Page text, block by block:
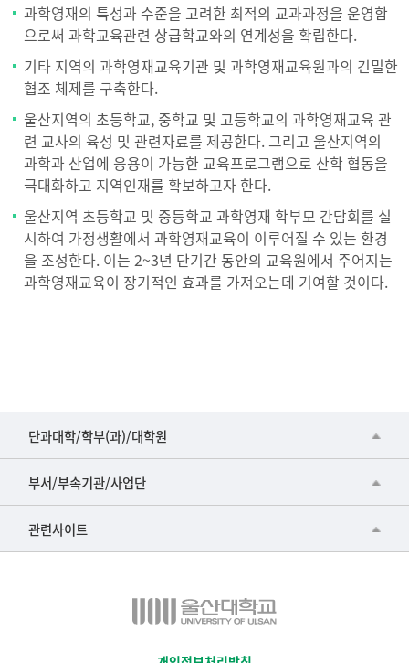
과학영재의 특성과 수준을 고려한 최적의 교과과정을 운영함
으로써 과학교육관련 상급학교와의 연계성을 확립한다.
기타 지역의 과학영재교육기관 및 과학영재교육원과의 긴밀한
협조 체제를 구축한다.
울산지역의 초등학교, 중학교 및 고등학교의 과학영재교육 관
련 교사의 육성 및 관련자료를 제공한다. 그리고 울산지역의
과학과 산업에 응용이 가능한 교육프로그램으로 산학 협동을
극대화하고 지역인재를 확보하고자 한다.
울산지역 초등학교 및 중등학교 과학영재 학부모 간담회를 실
시하여 가정생활에서 과학영재교육이 이루어질 수 있는 환경
을 조성한다. 이는 2~3년 단기간 동안의 교육원에서 주어지는
과학영재교육이 장기적인 효과를 가져오는데 기여할 것이다.
단과대학/학부(과)/대학원
■인문대학
▷국어국문학부
▷일본어·일본학과
▷프랑스어·프랑스학과
부서/부속기관/사업단
공동기기센터
공학교육혁신센터
관련사이트
건강가정지원센터
교수협의회